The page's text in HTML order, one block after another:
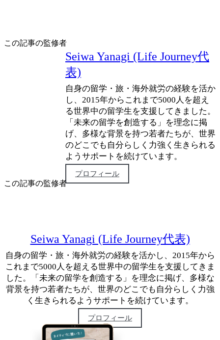
この記事の監修者
Seiwa Yanagi (Life Journey代
表)
自身の留学・旅・海外就労の経験を活か
し、2015年からこれまで5000人を超え
る世界中の留学生を支援してきました。
「未来の留学を創造する」を理念に掲
げ、多様な背景を持つ若者たちが、世界
のどこでも自分らしく力強く生きられる
ようサポートを続けています。
プロフィール
この記事の監修者
Seiwa Yanagi (Life Journey代表)
自身の留学・旅・海外就労の経験を活かし、2015年から
これまで5000人を超える世界中の留学生を支援してきま
した。「未来の留学を創造する」を理念に掲げ、多様な
背景を持つ若者たちが、世界のどこでも自分らしく力強
く生きられるようサポートを続けています。
プロフィール